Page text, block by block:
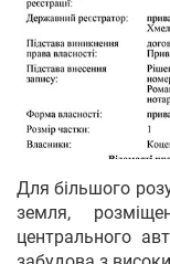
Для більшого
земля,
центрального